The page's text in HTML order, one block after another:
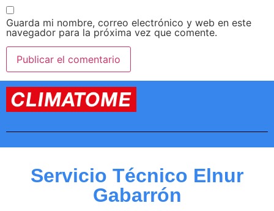
Guarda mi nombre, correo electrónico y web en este
navegador para la próxima vez que comente.
Servicio Técnico Elnur
Gabarrón